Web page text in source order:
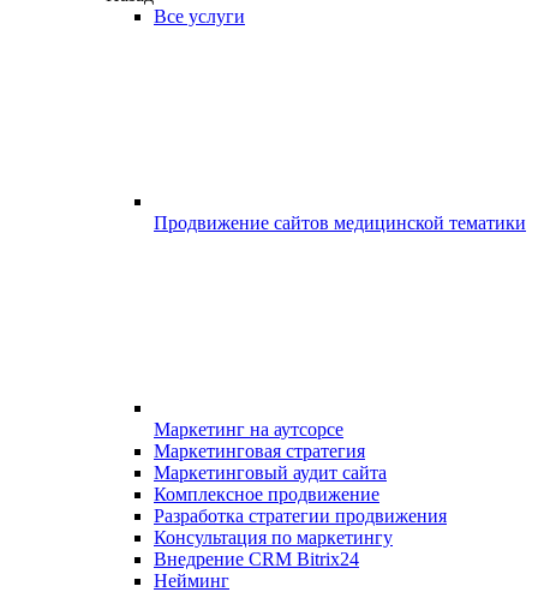
Все услуги
Продвижение сайтов медицинской тематики
Маркетинг на аутсорсе
Маркетинговая стратегия
Маркетинговый аудит сайта
Комплексное продвижение
Разработка стратегии продвижения
Консультация по маркетингу
Внедрение CRM Bitrix24
Нейминг